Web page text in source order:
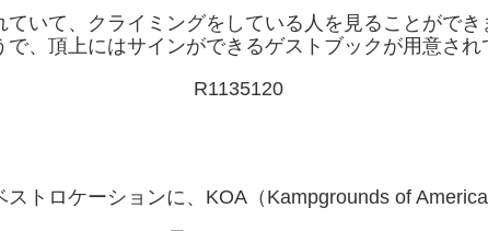
いて、クライミングをしている人を見ることができ
で、頂上にはサインができるゲストブックが用意さ
ストロケーションに、KOA（Kampgrounds of